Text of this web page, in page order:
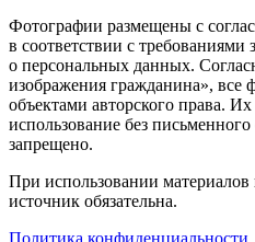
Фотографии размещены с
в соответствии с требованиями
о персональных данных.
изображения гражданина», все
объектами авторского права.
использование без письменного
запрещено.
При использовании материалов
источник обязательна.
Политика конфиденциальности